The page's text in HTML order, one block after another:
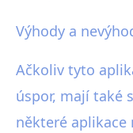
Výhody a
Ačkoliv tyto
úspor, mají také
některé